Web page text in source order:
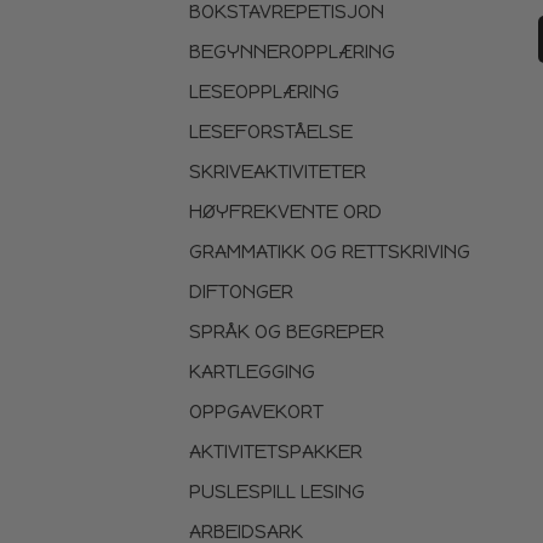
BOKSTAVREPETISJON
BEGYNNEROPPLÆRING
LESEOPPLÆRING
LESEFORSTÅELSE
SKRIVEAKTIVITETER
HØYFREKVENTE ORD
GRAMMATIKK OG RETTSKRIVING
DIFTONGER
SPRÅK OG BEGREPER
KARTLEGGING
OPPGAVEKORT
AKTIVITETSPAKKER
PUSLESPILL LESING
ARBEIDSARK